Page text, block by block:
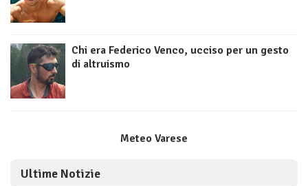
Chi era Federico Venco, ucciso per un gesto
di altruismo
Meteo Varese
Ultime Notizie